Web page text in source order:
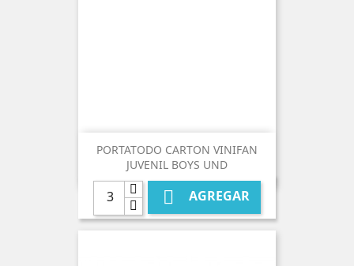
PORTATODO CARTON VINIFAN
JUVENIL BOYS UND
 AGREGAR